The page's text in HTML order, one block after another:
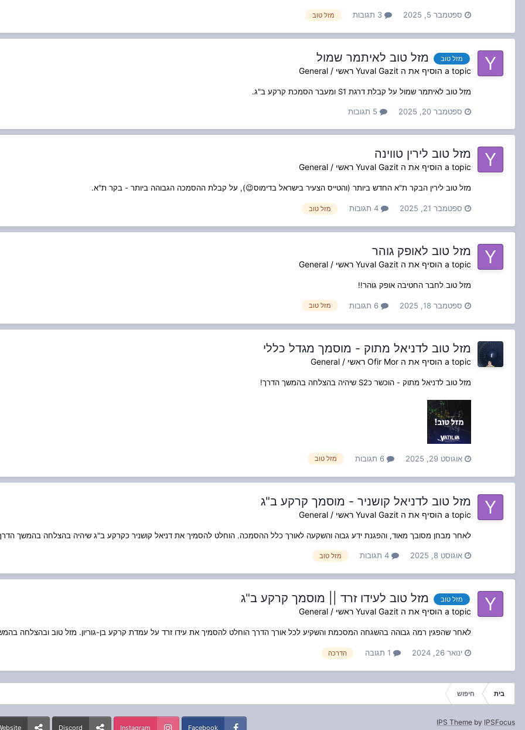
ספטמבר 5, 2025 מזל טוב
מזל טוב מזל טוב לאיתמר שמול
a topic הוסיף את ה Yuval Gazit ראשי / General
מזל טוב לאיתמר שמול על קבלת דרגת S1 ומעבר הסמכת קרקע ב"ג.
ספטמבר 20, 2025
מזל טוב לירין טווינה
a topic הוסיף את ה Yuval Gazit ראשי / General
מזל טוב לירין הבקר ת"א החדש ביותר (והטייס הצעיר בישראל בדימוס😉), על קבלת ההסמכה הגבוהה ביותר - בקר ת"א.
ספטמבר 21, 2025 מזל טוב
מזל טוב לאופק גוהר
a topic הוסיף את ה Yuval Gazit ראשי / General
מזל טוב לחבר החטיבה אופק גוהר!!
ספטמבר 18, 2025 מזל טוב
מזל טוב לדניאל מתוק - מוסמך מגדל כללי
a topic הוסיף את ה Ofir Mor ראשי / General
מזל טוב לדניאל מתוק - הוכשר כS2 שיהיה בהצלחה בהמשך הדרך!
אוגוסט 29, 2025 מזל טוב
מזל טוב לדניאל קושניר - מוסמך קרקע ב"ג
a topic הוסיף את ה Yuval Gazit ראשי / General
לאחר מבחן מסובך מאוד, והפגנת ידע גבוה והשקעה לאורך כלל ההסמכה. הוחלט להסמיך את דניאל קושניר כקרקע ב"ג שיהיה בהצלחה בהמשך
אוגוסט 8, 2025 מזל טוב
מזל טוב מזל טוב לעידו זרד || מוסמך קרקע ב"ג
a topic הוסיף את ה Yuval Gazit ראשי / General
לאחר שהפגין רמה גבוהה בהשגחה המסכמת והשקיע לכל אורך הדרך הוחלט להסמיך את עידו זרד על עמדת קרקע בן-גוריון. מזל טוב ובהצלחה
ינואר 26, 2024 הדרכה
בית חיפוש
IPS Theme by IPSFocus
Facebook
Instagram
Discord